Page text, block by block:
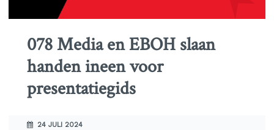
078 Media en EBOH slaan
handen ineen voor
presentatiegids
24 JULI 2024